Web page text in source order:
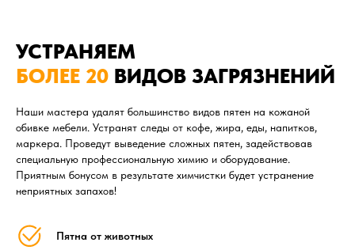
УСТРАНЯЕМ
БОЛЕЕ 20 ВИДОВ ЗАГРЯЗНЕНИЙ
Наши мастера удалят большинство видов пятен на кожаной
обивке мебели. Устранят следы от кофе, жира, еды, напитков,
маркера. Проведут выведение сложных пятен, задействовав
специальную профессиональную химию и оборудование.
Приятным бонусом в результате химчистки будет устранение
неприятных запахов!
Пятна от животных